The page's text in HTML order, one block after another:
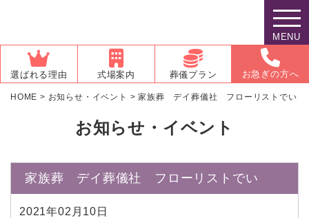
MENU
選ばれる理由 式場案内 葬儀プラン お急ぎの方へ
HOME > お知らせ・イベント >家族葬 デイ葬儀社 フローリストでい
お知らせ・イベント
家族葬 デイ葬儀社 フローリストでい
2021年02月10日